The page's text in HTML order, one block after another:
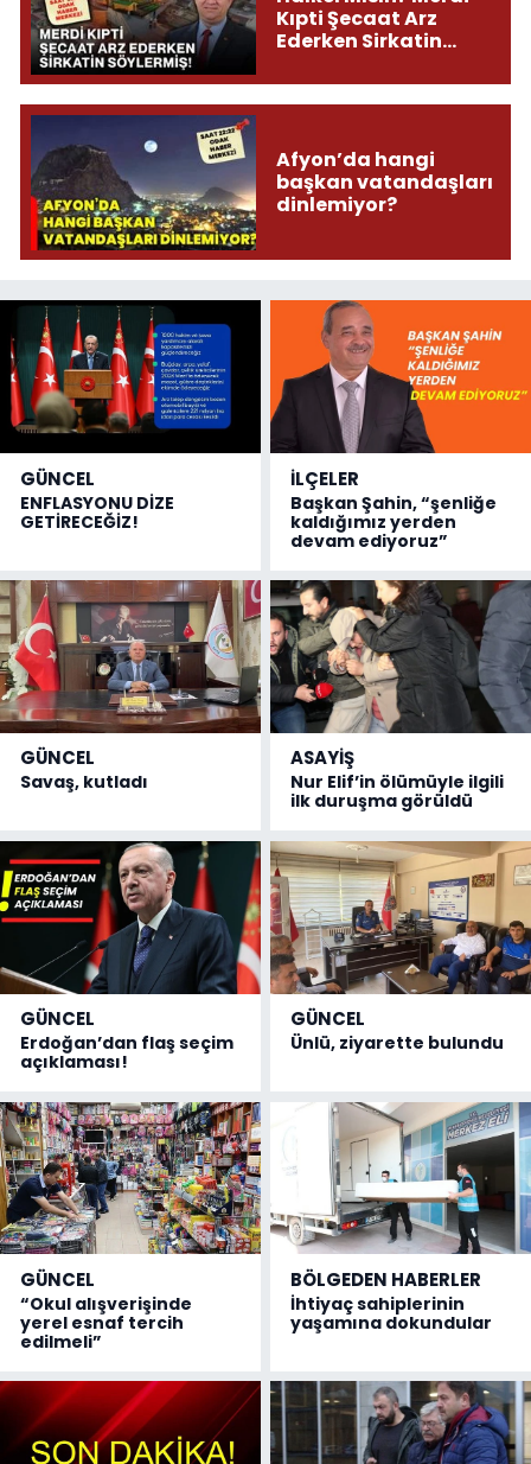
Kıpti Şecaat Arz
Ederken Sirkatin
Afyon’da hangi
başkan vatandaşları
dinlemiyor?
GÜNCEL
ENFLASYONU DİZE
GETİRECEĞİZ!
İLÇELER
Başkan Şahin, “şenliğe
kaldığımız yerden
devam ediyoruz”
GÜNCEL
Savaş, kutladı
ASAYİŞ
Nur Elif’in ölümüyle ilgili
ilk duruşma görüldü
GÜNCEL
Erdoğan’dan flaş seçim
açıklaması!
GÜNCEL
Ünlü, ziyarette bulundu
GÜNCEL
“Okul alışverişinde
yerel esnaf tercih
edilmeli”
BÖLGEDEN HABERLER
İhtiyaç sahiplerinin
yaşamına dokundular